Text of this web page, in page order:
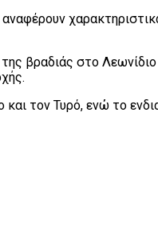
βραδιάς στο
τον Τυρό, ενώ το